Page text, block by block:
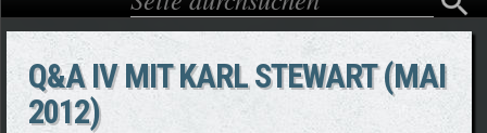
Suchformular
Q&A IV MIT KARL STEWART (MAI
2012)